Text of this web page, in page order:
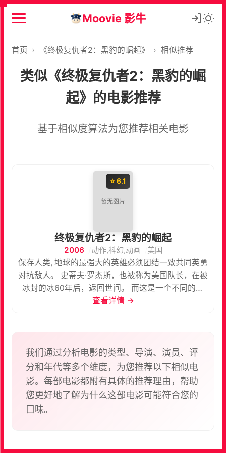
Moovie 影牛
首页 › 《终极复仇者2：黑豹的崛起》 › 相似推荐
类似《终极复仇者2：黑豹的崛
起》的电影推荐
基于相似度算法为您推荐相关电影
⭐ 6.1
终极复仇者2：黑豹的崛起
2006 动作,科幻,动画
美国
保存人类, 地球的最强大的英雄必须团结一致共同英勇
对抗敌人。 史蒂夫·罗杰斯，也被称为美国队长，在被
冰封的冰60年后，返回世间。 而这是一个不同的世
界。一个需要英雄的世界。和铁人，Thor（雷神），
查看详情 →
我们通过分析电影的类型、导演、演员、评
分和年代等多个维度，为您推荐以下相似电
影。每部电影都附有具体的推荐理由，帮助
您更好地了解为什么这部电影可能符合您的
口味。